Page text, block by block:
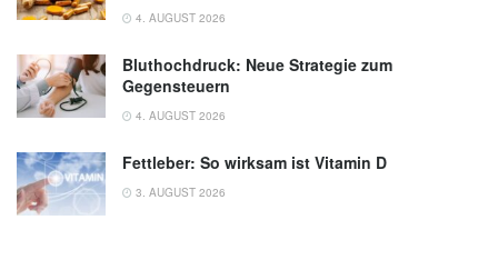
4. AUGUST 2026
Bluthochdruck: Neue Strategie zum
Gegensteuern
4. AUGUST 2026
Fettleber: So wirksam ist Vitamin D
3. AUGUST 2026